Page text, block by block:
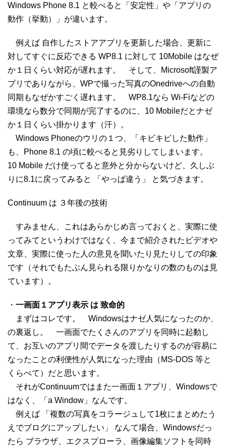
Windows Phone 8.1 と較べると「安定性」や「アプリの
動作（挙動）」が違います。
例えば 自作したストアアプリを更新した場合、更新に
対してすぐに反応できる WP8.1 に対して 10Mobile はなぜ
か１日くらい対応が遅れます。 そして、Microsoft謹製ア
プリでありながら、WPで撮った写真のOnedriveへの自動
同期もなぜかすごく遅れます。 WP8.1なら Wi-Fiなどの
環境なら数分で同期が完了するのに、10 Mobileだとナゼ
か１日くらい掛かります（汗）。
Windows Phoneのウリの１つ、「キビキビした動作」
も、Phone 8.1 の頃に較べると見劣りしてしまいます。
10 Mobile だけ使ってると意外と分からないけど、久しぶ
りに8.1に戻ってみると 「やっぱ違う」 と気づきます。
Continuum は ３年後の技術
すみません、これはあらかじめ言っておくと、実際に使
ってみてというわけではなく、今まで紹介されたビデオや
文章、実際に使った人の意見を聞いたり見たりしての印象
です（それでもたぶん見られる限りかなりの数のものは見
ています）。
・ 一画面１アプリ表示 は 致命的
まずはコレです。 Windowsはナゼ人気になったのか、
の裏返し。 一画面でたくさんのアプリを同時に起動し
て、お互いのアプリ間でデータを渡したりするのが容易に
なったことの利便性が人気になった理由（MS-DOS 等と
くらべて）だと思います。
それがContinuumではまた一画面１アプリ、Windowsで
はなく、「a Window」なんです。
例えば 「複数の写真をコラージュして1枚にまとめたう
えでブログにアップしたい」 なんて場合、Windowsだっ
たら ブラウザ、エクスプローラ、画像編集ソフトを同時